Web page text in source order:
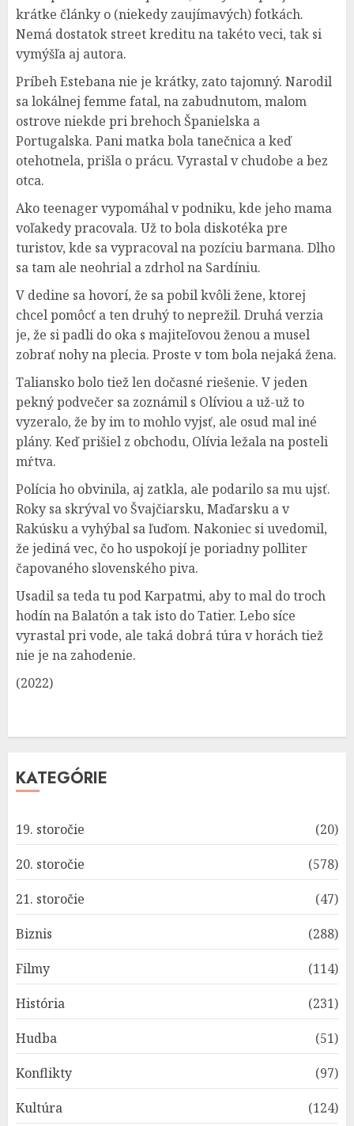
krátke články o (niekedy zaujímavých) fotkách.
Nemá dostatok street kreditu na takéto veci, tak si
vymýšľa aj autora.
Príbeh Estebana nie je krátky, zato tajomný. Narodil
sa lokálnej femme fatal, na zabudnutom, malom
ostrove niekde pri brehoch Španielska a
Portugalska. Pani matka bola tanečnica a keď
otehotnela, prišla o prácu. Vyrastal v chudobe a bez
otca.
Ako teenager vypomáhal v podniku, kde jeho mama
voľakedy pracovala. Už to bola diskotéka pre
turistov, kde sa vypracoval na pozíciu barmana. Dlho
sa tam ale neohrial a zdrhol na Sardíniu.
V dedine sa hovorí, že sa pobil kvôli žene, ktorej
chcel pomôcť a ten druhý to neprežil. Druhá verzia
je, že si padli do oka s majiteľovou ženou a musel
zobrať nohy na plecia. Proste v tom bola nejaká žena.
Taliansko bolo tiež len dočasné riešenie. V jeden
pekný podvečer sa zoznámil s Olíviou a už-už to
vyzeralo, že by im to mohlo vyjsť, ale osud mal iné
plány. Keď prišiel z obchodu, Olívia ležala na posteli
mŕtva.
Polícia ho obvinila, aj zatkla, ale podarilo sa mu ujsť.
Roky sa skrýval vo Švajčiarsku, Maďarsku a v
Rakúsku a vyhýbal sa ľuďom. Nakoniec si uvedomil,
že jediná vec, čo ho uspokojí je poriadny polliter
čapovaného slovenského piva.
Usadil sa teda tu pod Karpatmi, aby to mal do troch
hodín na Balatón a tak isto do Tatier. Lebo síce
vyrastal pri vode, ale taká dobrá túra v horách tiež
nie je na zahodenie.
(2022)
KATEGÓRIE
19. storočie
(20)
20. storočie
(578)
21. storočie
(47)
Biznis
(288)
Filmy
(114)
História
(231)
Hudba
(51)
Konflikty
(97)
Kultúra
(124)